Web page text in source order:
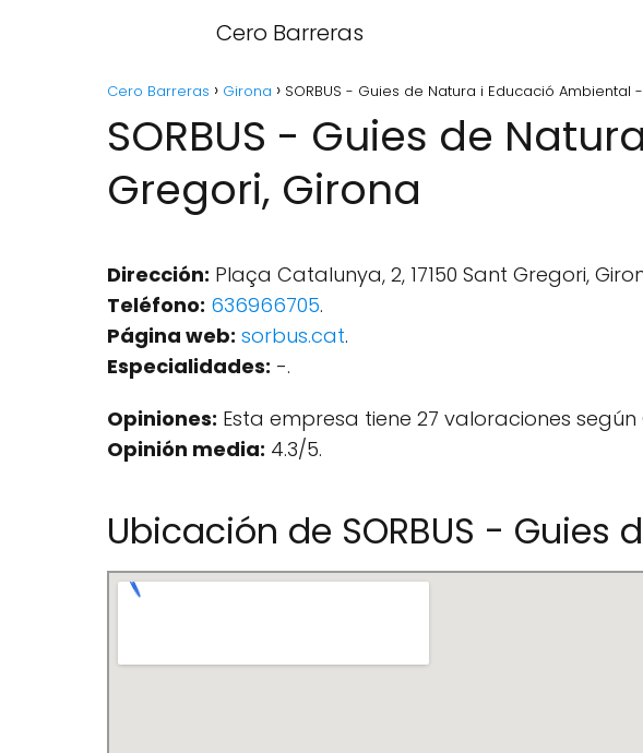
Cero Barreras
Cero Barreras Girona SORBUS - Guies de Natura i Educació Ambiental
SORBUS - Guies de
Gregori, Girona
Dirección: Plaça Catalunya, 2, 17150 Sant Gregori,
Teléfono: 636966705.
Página web: sorbus.cat.
Especialidades: -.
Opiniones: Esta empresa tiene 27 valoraciones según
Opinión media: 4.3/5.
Ubicación de SORBUS -